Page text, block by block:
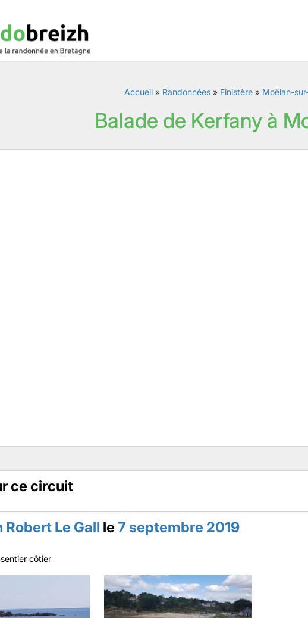
Accueil» Randonnées» Finistère» Moëlan-
Balade de Kerfany à
ce circuit
Robert Le Gall le 7 septembre 2019
côtier